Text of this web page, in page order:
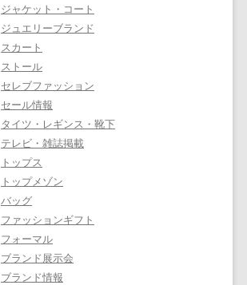
ジャケット・コート
ジュエリーブランド
スカート
ストール
セレブファッション
セール情報
タイツ・レギンス・靴下
テレビ・雑誌掲載
トップス
トップメゾン
バッグ
ファッションギフト
フォーマル
ブランド展示会
ブランド情報